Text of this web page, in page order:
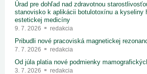
Úrad pre dohľad nad zdravotnou
stanovisko k aplikácii botulotoxínu a kyseliny
estetickej medicíny
9. 7. 2026 redakcia
Pribudli nové pracoviská magnetickej
7. 7. 2026 redakcia
Od júla platia nové podmienky
3. 7. 2026 redakcia